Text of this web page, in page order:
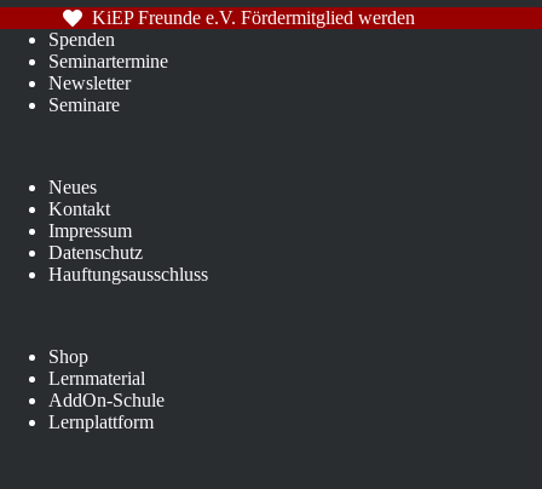
KiEP Freunde e.V. Fördermitglied werden
Spenden
Seminartermine
Newsletter
Seminare
Neues
Kontakt
Impressum
Datenschutz
Hauftungsausschluss
Shop
Lernmaterial
AddOn-Schule
Lernplattform